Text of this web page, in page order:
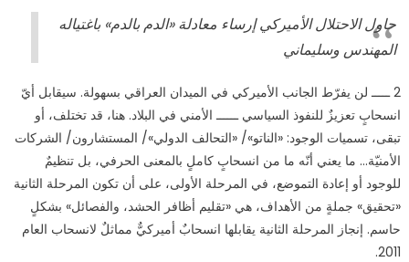
حاول الاحتلال الأميركي إرساء معادلة «الدم بالدم» باغتياله
المهندس وسليماني
2 ـــــ لن يفرّط الجانب الأميركي في الميدان العراقي بسهولة. سيقابل أيّ
انسحابٍ تعزيزٌ للنفوذ السياسي ــــــ الأمني في البلاد. هنا، قد تختلف، أو
تبقى، تسميات الوجود: «الناتو»/ «التحالف الدولي»/ المستشارون/ الشركات
الأمنيّة… ما يعني أنّه ما من انسحابٍ كاملٍ بالمعنى الحرفي، بل تنظيمٌ
للوجود أو إعادة التموضع، في المرحلة الأولى، على أن تكون المرحلة الثانية
«تحقيق» جملةٍ من الأهداف، هي «تقليم أظافر الحشد، والفصائل» بشكلٍ
حاسم. إنجاز المرحلة الثانية يقابلها انسحابٌ أميركيٌّ مماثلٌ لانسحاب العام
2011.